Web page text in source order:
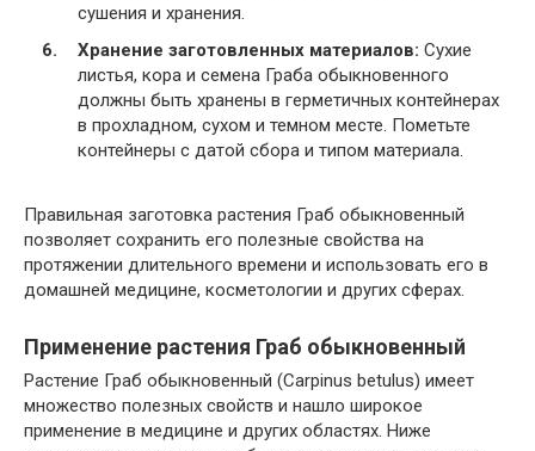
сушения и хранения.
Хранение заготовленных материалов: Сухие
листья, кора и семена Граба обыкновенного
должны быть хранены в герметичных контейнерах
в прохладном, сухом и темном месте. Пометьте
контейнеры с датой сбора и типом материала.
Правильная заготовка растения Граб обыкновенный
позволяет сохранить его полезные свойства на
протяжении длительного времени и использовать его в
домашней медицине, косметологии и других сферах.
Применение растения Граб обыкновенный
Растение Граб обыкновенный (Carpinus betulus) имеет
множество полезных свойств и нашло широкое
применение в медицине и других областях. Ниже